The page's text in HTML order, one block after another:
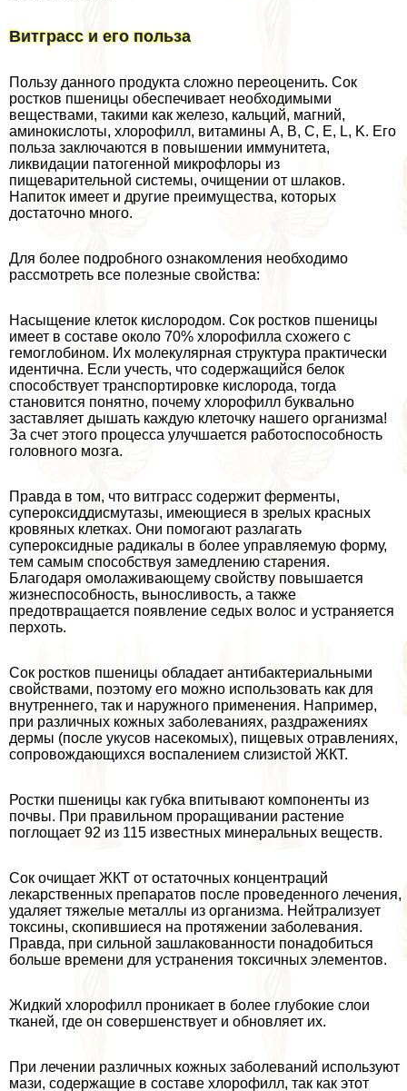
Витграсс и его польза
Пользу данного продукта сложно переоценить. Сок
ростков пшеницы обеспечивает необходимыми
веществами, такими как железо, кальций, магний,
аминокислоты, хлорофилл, витамины A, B, C, E, L, K. Его
польза заключаются в повышении иммунитета,
ликвидации патогенной микрофлоры из
пищеварительной системы, очищении от шлаков.
Напиток имеет и другие преимущества, которых
достаточно много.
Для более подробного ознакомления необходимо
рассмотреть все полезные свойства:
Насыщение клеток кислородом. Сок ростков пшеницы
имеет в составе около 70% хлорофилла схожего с
гемоглобином. Их молекулярная структура пpaктически
идентична. Если учесть, что содержащийся белок
способствует трaнcпортировке кислорода, тогда
становится понятно, почему хлорофилл буквально
заставляет дышать каждую клеточку нашего организма!
За счет этого процесса улучшается работоспособность
головного мозга.
Правда в том, что витграсс содержит ферменты,
супероксиддисмутазы, имеющиеся в зрелых красных
кровяных клетках. Они помогают разлагать
супероксидные радикалы в более управляемую форму,
тем самым способствуя замедлению старения.
Благодаря омолаживающему свойству повышается
жизнеспособность, выносливость, а также
предотвращается появление седых волос и устраняется
перхоть.
Сок ростков пшеницы обладает антибактериальными
свойствами, поэтому его можно использовать как для
внутреннего, так и наружного применения. Например,
при различных кожных заболеваниях, раздражениях
дермы (после укусов насекомых), пищевых отравлениях,
сопровождающихся воспалением слизистой ЖКТ.
Ростки пшеницы как губка впитывают компоненты из
почвы. При правильном проращивании растение
поглощает 92 из 115 известных минеральных веществ.
Сок очищает ЖКТ от остаточных концентраций
лекарственных препаратов после проведенного лечения,
удаляет тяжелые металлы из организма. Нейтрализует
токсины, скопившиеся на протяжении заболевания.
Правда, при сильной зашлакованности понадобиться
больше времени для устранения токсичных элементов.
Жидкий хлорофилл проникает в более глубокие слои
тканей, где он совершенствует и обновляет их.
При лечении различных кожных заболеваний используют
мази, содержащие в составе хлорофилл, так как этот